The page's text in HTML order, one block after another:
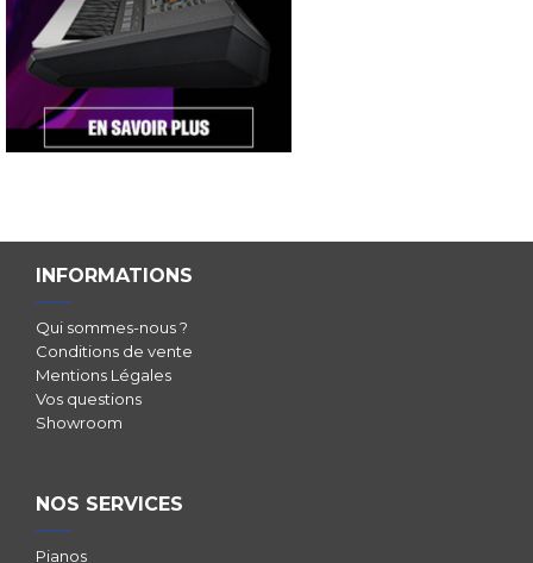
INFORMATIONS
Qui sommes-nous ?
Conditions de vente
Mentions Légales
Vos questions
Showroom
NOS SERVICES
Pianos